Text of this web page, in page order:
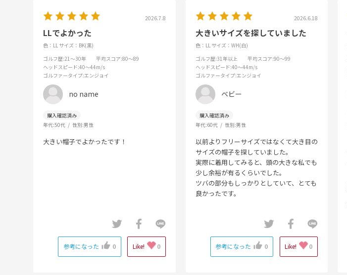
2026.7.8
LLでよかった
色：LL サイズ：BK(黒)
ゴルフ歴:21～30年 平均スコア:80～89
ヘッドスピード:40～44m/s
ゴルファータイプ:エンジョイ
no name
年代:50代 性別:男性
大きい帽子でよかったです！
参考になった 0 Like! 0
2026.6.18
大きいサイズを探していました
色：LL サイズ：WH(白)
ゴルフ歴:31年以上 平均スコア:90～99
ヘッドスピード:40～44m/s
ゴルファータイプ:エンジョイ
ベビー
年代:60代 性別:男性
以前よりフリーサイズではなくて大き目の
サイズの帽子を探していました。
実際に着用してみると、頭の大きな私でも
少し余裕が有るくらいでした。
ツバの部分もしっかりとしていて、とても
良かったです。
参考になった 0 Like! 0